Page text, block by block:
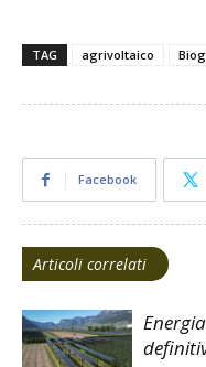
TAG agrivoltaico
Facebook
Articoli correlati